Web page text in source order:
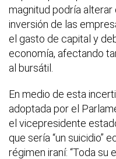
magnitud podría
inversión de las
el gasto de capital y
economía, afectando
al bursátil.
En medio de esta
adoptada por el
el vicepresidente
que sería “un suicidio”
régimen iraní: “Toda